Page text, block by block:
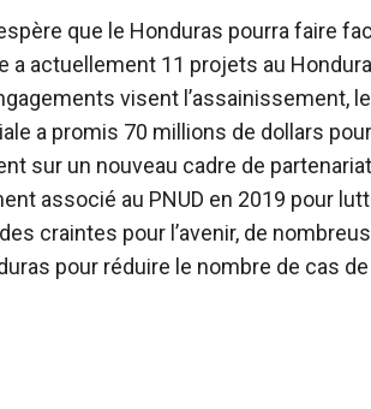
que le Honduras pourra faire
a actuellement 11 projets au
visent l’assainissement,
a promis 70 millions de dollars
sur un nouveau cadre de
associé au PNUD en 2019 pour
craintes pour l’avenir, de
pour réduire le nombre de cas